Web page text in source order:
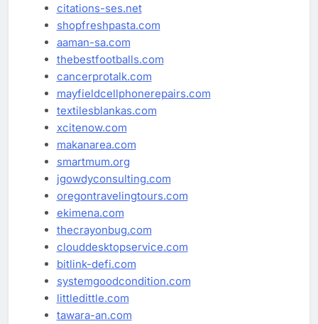
citations-ses.net
shopfreshpasta.com
aaman-sa.com
thebestfootballs.com
cancerprotalk.com
mayfieldcellphonerepairs.com
textilesblankas.com
xcitenow.com
makanarea.com
smartmum.org
jgowdyconsulting.com
oregontravelingtours.com
ekimena.com
thecrayonbug.com
clouddesktopservice.com
bitlink-defi.com
systemgoodcondition.com
littledittle.com
tawara-an.com